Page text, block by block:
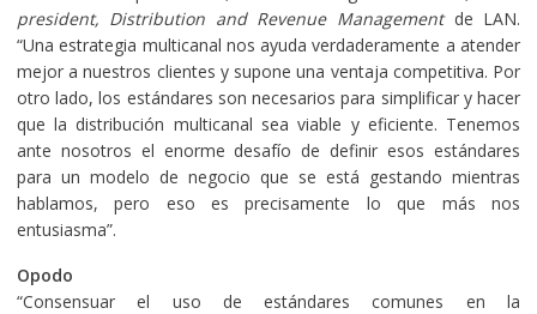
president, Distribution and Revenue Management de LAN.
“Una estrategia multicanal nos ayuda verdaderamente a atender
mejor a nuestros clientes y supone una ventaja competitiva. Por
otro lado, los estándares son necesarios para simplificar y hacer
que la distribución multicanal sea viable y eficiente. Tenemos
ante nosotros el enorme desafío de definir esos estándares
para un modelo de negocio que se está gestando mientras
hablamos, pero eso es precisamente lo que más nos
entusiasma”.
Opodo
“Consensuar el uso de estándares comunes en la